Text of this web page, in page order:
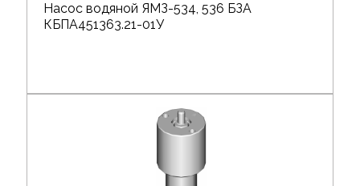
Насос водяной ЯМЗ-534, 536 БЗА
КБПА451363.21-01У